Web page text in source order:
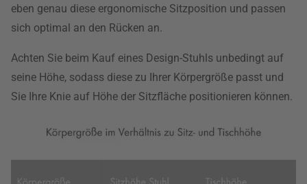
eben genau diese ergonomische Sitzposition und passen
sich optimal an den Rücken an.
Achten Sie beim Kauf eines Design-Stuhls unbedingt auf
seine Höhe, sodass diese zu Ihrer Körpergröße passt und
Sie Ihre Knie auf Höhe der Sitzfläche positionieren können.